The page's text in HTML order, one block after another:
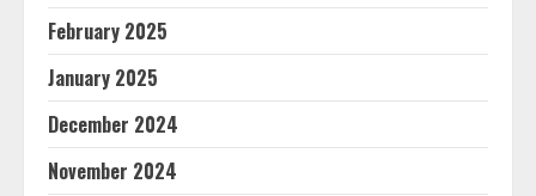
February 2025
January 2025
December 2024
November 2024